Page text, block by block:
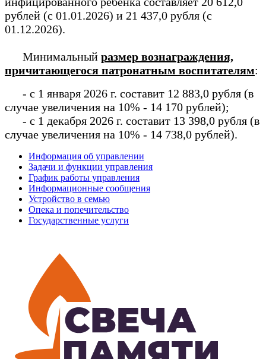
рублей (с 01.01.2026) и 21 437,0 рубля (с
01.12.2026).
Минимальный размер вознаграждения,
причитающегося патронатным воспитателям:
- с 1 января 2026 г. составит 12 883,0 рубля (в
случае увеличения на 10% - 14 170 рублей);
- с 1 декабря 2026 г. составит 13 398,0 рубля (в
случае увеличения на 10% - 14 738,0 рублей).
Информация об управлении
Задачи и функции управления
График работы управления
Информационные сообщения
Устройство в семью
Опека и попечительство
Государственные услуги